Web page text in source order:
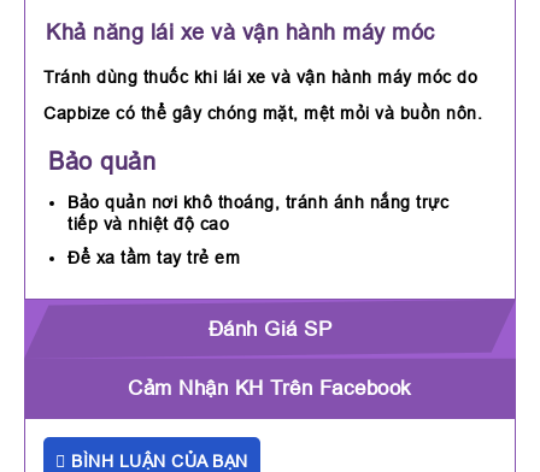
Khả năng lái xe và vận hành máy móc
Tránh dùng thuốc khi lái xe và vận hành máy móc do
Capbize có thể gây chóng mặt, mệt mỏi và buồn nôn.
Bảo quản
Bảo quản nơi khô thoáng, tránh ánh nắng trực
tiếp và nhiệt độ cao
Để xa tầm tay trẻ em
Đánh Giá SP
Cảm Nhận KH Trên Facebook
BÌNH LUẬN CỦA BẠN